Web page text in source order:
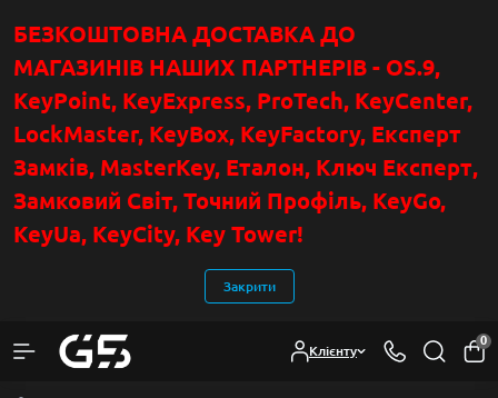
БЕЗКОШТОВНА ДОСТАВКА ДО
МАГАЗИНІВ НАШИХ ПАРТНЕРІВ - OS.9,
KeyPoint, KeyExpress, ProTech, KeyCenter,
LockMaster, KeyBox, KeyFactory, Експерт
Замків, MasterKey, Еталон, Ключ Експерт,
Замковий Світ, Точний Профіль, KeyGo,
KeyUa, KeyCity, Key Tower!
Закрити
Клієнту
0